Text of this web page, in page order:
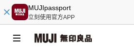
MUJIpassport
立刻使用官方APP